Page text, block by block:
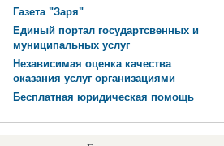
Газета "Заря"
Единый портал государтсвенных и
муниципальных услуг
Независимая оценка качества
оказания услуг организациями
Бесплатная юридическая помощь